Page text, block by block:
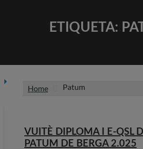
ETIQUETA:
Home Patum
VUITÈ DIPLOMA I E-QSL
PATUM DE BERGA 2.025